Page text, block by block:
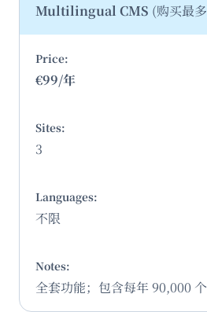
Multilingual CMS (购买最
€99/年
3
不限
全套功能；包含每年 90,000